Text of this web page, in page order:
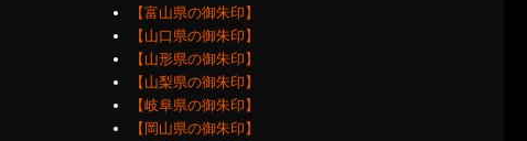
【富山県の御朱印】
【山口県の御朱印】
【山形県の御朱印】
【山梨県の御朱印】
【岐阜県の御朱印】
【岡山県の御朱印】